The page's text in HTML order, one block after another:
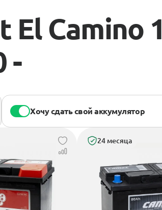
Camino 1
-
Хочу сдать свой аккумулятор
24 месяца